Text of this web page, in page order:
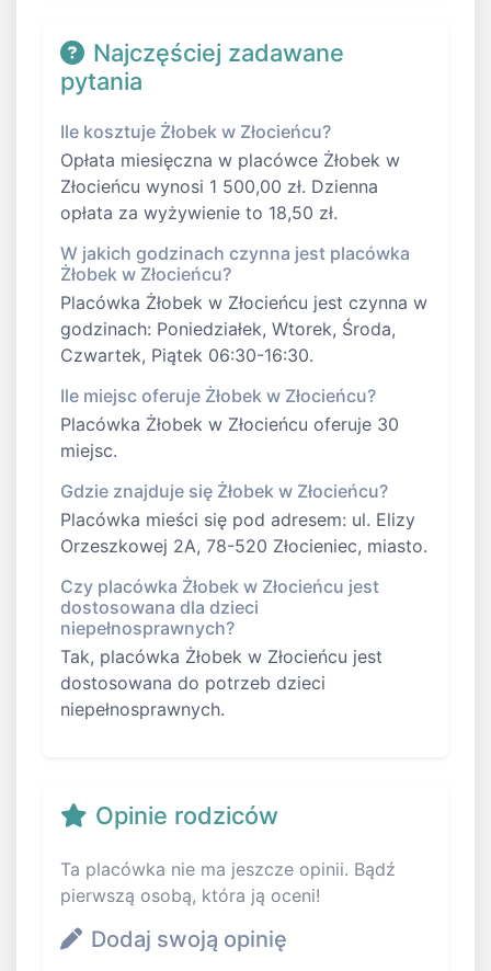
Najczęściej zadawane
pytania
Ile kosztuje Żłobek w Złocieńcu?
Opłata miesięczna w placówce Żłobek w
Złocieńcu wynosi 1 500,00 zł. Dzienna
opłata za wyżywienie to 18,50 zł.
W jakich godzinach czynna jest placówka
Żłobek w Złocieńcu?
Placówka Żłobek w Złocieńcu jest czynna w
godzinach: Poniedziałek, Wtorek, Środa,
Czwartek, Piątek 06:30-16:30.
Ile miejsc oferuje Żłobek w Złocieńcu?
Placówka Żłobek w Złocieńcu oferuje 30
miejsc.
Gdzie znajduje się Żłobek w Złocieńcu?
Placówka mieści się pod adresem: ul. Elizy
Orzeszkowej 2A, 78-520 Złocieniec, miasto.
Czy placówka Żłobek w Złocieńcu jest
dostosowana dla dzieci
niepełnosprawnych?
Tak, placówka Żłobek w Złocieńcu jest
dostosowana do potrzeb dzieci
niepełnosprawnych.
Opinie rodziców
Ta placówka nie ma jeszcze opinii. Bądź
pierwszą osobą, która ją oceni!
Dodaj swoją opinię